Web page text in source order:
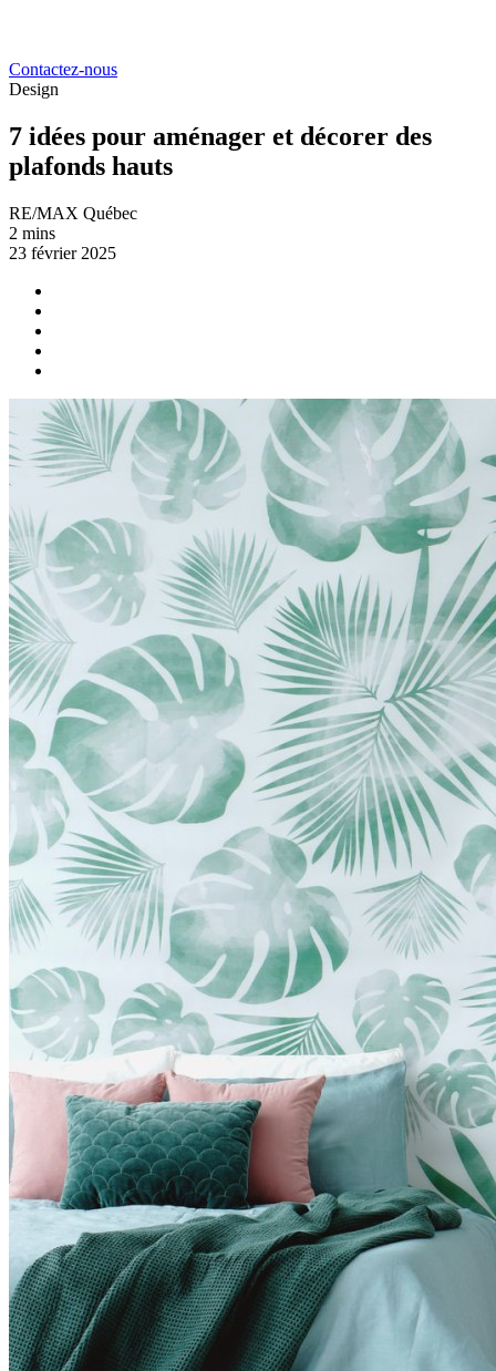
Contactez-nous
Design
7 idées pour aménager et décorer des
plafonds hauts
RE/MAX Québec
2 mins
23 février 2025